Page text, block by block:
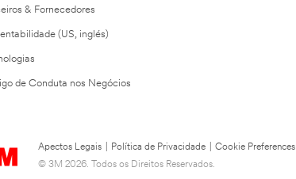
& Fornecedores
(US, inglés)
de Conduta nos Negócios
Apectos Legais Política de Privacidade Cookie Preferences
© 3M 2026. Todos os Direitos Reservados.